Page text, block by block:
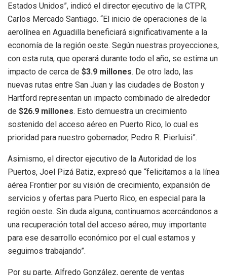
Estados Unidos”, indicó el director ejecutivo de la CTPR,
Carlos Mercado Santiago. “El inicio de operaciones de la
aerolínea en Aguadilla beneficiará significativamente a la
economía de la región oeste. Según nuestras proyecciones,
con esta ruta, que operará durante todo el año, se estima un
impacto de cerca de $3.9 millones. De otro lado, las
nuevas rutas entre San Juan y las ciudades de Boston y
Hartford representan un impacto combinado de alrededor
de $26.9 millones. Esto demuestra un crecimiento
sostenido del acceso aéreo en Puerto Rico, lo cual es
prioridad para nuestro gobernador, Pedro R. Pierluisi”.
Asimismo, el director ejecutivo de la Autoridad de los
Puertos, Joel Pizá Batiz, expresó que “felicitamos a la línea
aérea Frontier por su visión de crecimiento, expansión de
servicios y ofertas para Puerto Rico, en especial para la
región oeste. Sin duda alguna, continuamos acercándonos a
una recuperación total del acceso aéreo, muy importante
para ese desarrollo económico por el cual estamos y
seguimos trabajando”.
Por su parte, Alfredo González, gerente de ventas